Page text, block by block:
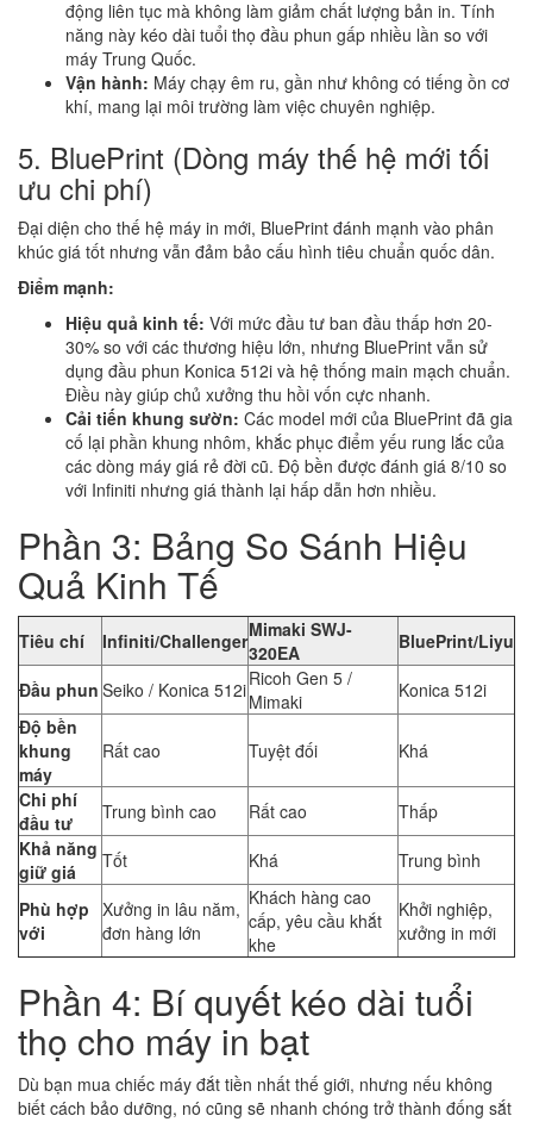
động liên tục mà không làm giảm chất lượng bản in. Tính
năng này kéo dài tuổi thọ đầu phun gấp nhiều lần so với
máy Trung Quốc.
Vận hành: Máy chạy êm ru, gần như không có tiếng ồn cơ
khí, mang lại môi trường làm việc chuyên nghiệp.
5. BluePrint (Dòng máy thế hệ mới tối
ưu chi phí)
Đại diện cho thế hệ máy in mới, BluePrint đánh mạnh vào phân
khúc giá tốt nhưng vẫn đảm bảo cấu hình tiêu chuẩn quốc dân.
Điểm mạnh:
Hiệu quả kinh tế: Với mức đầu tư ban đầu thấp hơn 20-
30% so với các thương hiệu lớn, nhưng BluePrint vẫn sử
dụng đầu phun Konica 512i và hệ thống main mạch chuẩn.
Điều này giúp chủ xưởng thu hồi vốn cực nhanh.
Cải tiến khung sườn: Các model mới của BluePrint đã gia
cố lại phần khung nhôm, khắc phục điểm yếu rung lắc của
các dòng máy giá rẻ đời cũ. Độ bền được đánh giá 8/10 so
với Infiniti nhưng giá thành lại hấp dẫn hơn nhiều.
Phần 3: Bảng So Sánh Hiệu
Quả Kinh Tế
Tiêu chí Infiniti/ChallengerMimaki SWJ-
320EA
BluePrint/Liyu
Đầu phun Seiko / Konica 512iRicoh Gen 5 /
Mimaki
Konica 512i
Độ bền
khung
máy
Rất cao Tuyệt đối Khá
Chi phí
đầu tư
Trung bình cao Rất cao
Thấp
Khả năng
giữ giá
Tốt Khá Trung bình
Phù hợp
với
Xưởng in lâu năm,
đơn hàng lớn
Khách hàng cao
cấp, yêu cầu khắt
khe
Khởi nghiệp,
xưởng in mới
Phần 4: Bí quyết kéo dài tuổi
thọ cho máy in bạt
Dù bạn mua chiếc máy đắt tiền nhất thế giới, nhưng nếu không
biết cách bảo dưỡng, nó cũng sẽ nhanh chóng trở thành đống sắt